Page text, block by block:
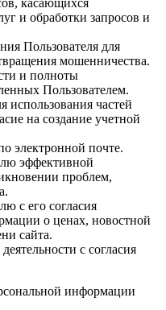
и обработки запросов и
Пользователя для
мошенничества.
и полноты
Пользователем.
использования частей
на создание учетной
электронной почте.
эффективной
проблем,
с его согласия
о ценах, новостной
сайта.
с согласия
информации